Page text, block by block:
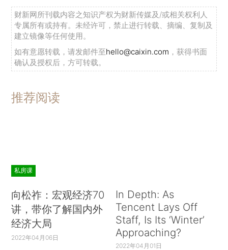
财新网所刊载内容之知识产权为财新传媒及/或相关权利人
专属所有或持有。未经许可，禁止进行转载、摘编、复制及
建立镜像等任何使用。
如有意愿转载，请发邮件至hello@caixin.com ，获得书面
确认及授权后，方可转载。
推荐阅读
私房课
向松祚：宏观经济70
讲，带你了解国内外
经济大局
2022年04月06日
In Depth: As
Tencent Lays Off
Staff, Is Its ‘Winter’
Approaching?
2022年04月01日